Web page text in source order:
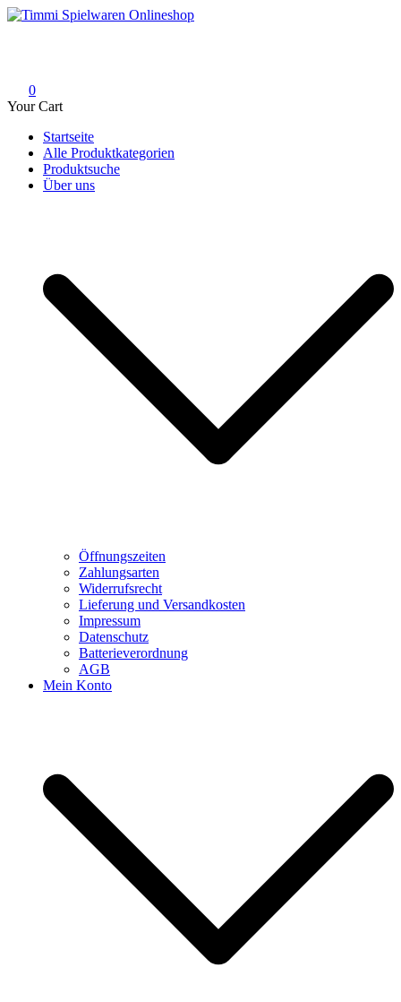
Skip
0
Your Cart
Startseite
Alle Produktkategorien
Produktsuche
Über uns
Öffnungszeiten
Zahlungsarten
Widerrufsrecht
Lieferung und Versandkosten
Impressum
Datenschutz
Batterieverordnung
AGB
Mein Konto